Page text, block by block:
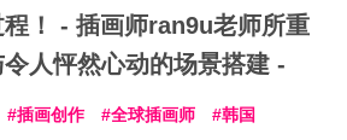
！ - 插画师ran9u老师所重
人怦然心动的场景搭建 -
插画创作 全球插画师 韩国